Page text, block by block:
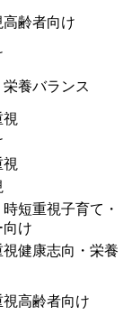
高齢者向け
養バランス
短重視子育て・
向け
健康志向・栄養
高齢者向け